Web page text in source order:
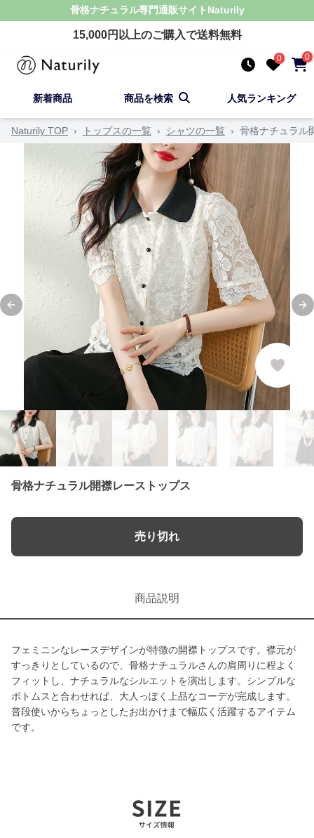
骨格ナチュラル専門通販サイト Naturily
15,000円以上のご購入で送料無料
0 0
新着商品 商品を検索 人気ランキング
Naturily TOP › トップスの一覧 › シャツの一覧 › 骨格ナチュラル
Previous slide
骨格ナチュラル開襟レーストップス
売り切れ
商品説明
フェミニンなレースデザインが特徴の開襟トップスです。襟元が
すっきりとしているので、骨格ナチュラルさんの肩周りに程よく
フィットし、ナチュラルなシルエットを演出します。シンプルな
ボトムスと合わせれば、大人っぽく上品なコーデが完成します。
普段使いからちょっとしたお出かけまで幅広く活躍するアイテム
です。